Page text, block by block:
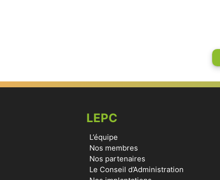
LEPC
L’équipe
Nos membres
Nos partenaires
Le Conseil d’Administration